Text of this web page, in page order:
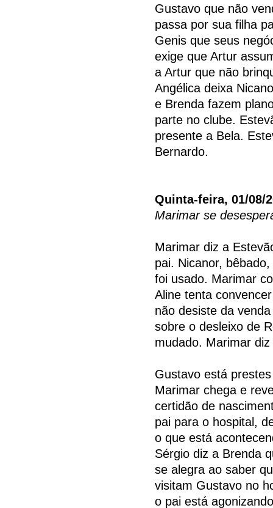
Gustavo que não
passa por sua filha
Genis que seus
exige que Artur
a Artur que não
Angélica deixa
e Brenda fazem
parte no clube.
presente a Bela.
Bernardo.
Quinta-feira, 01/08/
Marimar se
Marimar diz a
pai. Nicanor,
foi usado. Marimar
Aline tenta
não desiste da
sobre o desleixo de
mudado. Marimar
Gustavo está
Marimar chega e
certidão de
pai para o hospital,
o que está
Sérgio diz a Brenda
se alegra ao saber
visitam Gustavo no
o pai está